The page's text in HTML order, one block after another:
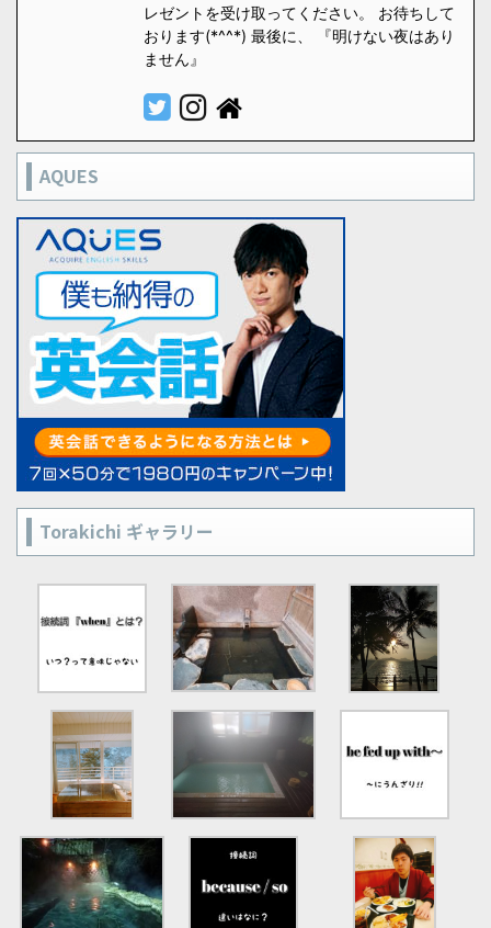
レゼントを受け取ってください。 お待ちして
おります(*^^*) 最後に、 『明けない夜はあり
ません』
AQUES
Torakichi ギャラリー